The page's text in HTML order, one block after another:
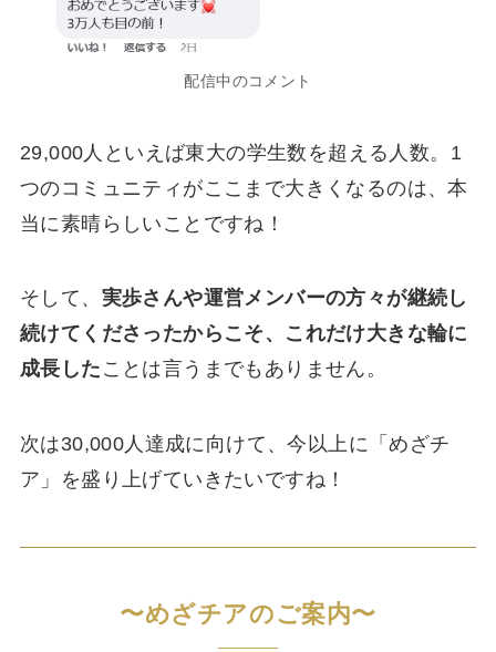
配信中のコメント
29,000人といえば東大の学生数を超える人数。1
つのコミュニティがここまで大きくなるのは、本
当に素晴らしいことですね！
そして、 実歩さんや運営メンバーの方々が継続し
続けてくださったからこそ、これだけ大きな輪に
成長した ことは言うまでもありません。
次は30,000人達成に向けて、今以上に「めざチ
ア」を盛り上げていきたいですね！
〜めざチアのご案内〜